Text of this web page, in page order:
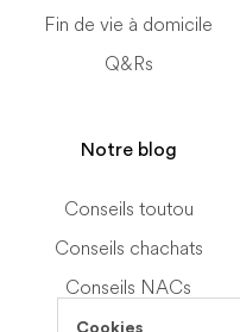
Cookies
Fin de vie à domicile
Q&Rs
Notre blog
Conseils toutou
Conseils chachats
Conseils NACs